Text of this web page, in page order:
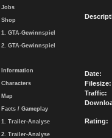
Jobs
Shop
1. GTA-Gewinnspiel
2. GTA-Gewinnspiel
Information
Characters
Map
Facts / Gameplay
1. Trailer-Analyse
2. Trailer-Analyse
Date:
Filesize:
Traffic:
Rating: